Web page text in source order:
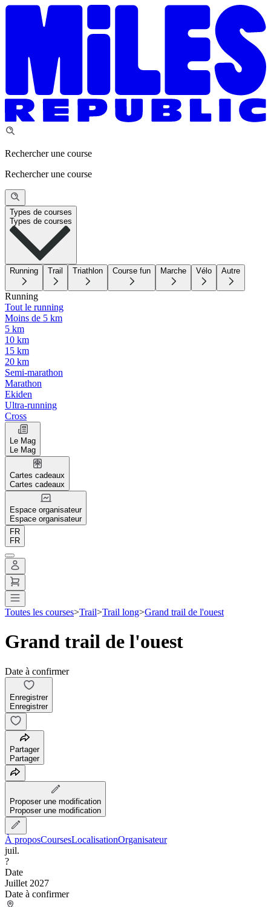
Rechercher une course
Rechercher une course
Types de courses
Types de courses
Running Trail Triathlon Course fun Marche Vélo Autre
Running
Tout le running
Moins de 5 km
5 km
10 km
15 km
20 km
Semi-marathon
Marathon
Ekiden
Ultra-running
Cross
Le Mag
Le Mag
Cartes cadeaux
Cartes cadeaux
Espace organisateur
Espace organisateur
FR
FR
Toutes les courses>Trail>Trail long>Grand trail de l'ouest
Grand trail de l'ouest
Date à confirmer
Enregistrer
Enregistrer
Partager
Partager
Proposer une modification
Proposer une modification
À proposCoursesLocalisationOrganisateur
juil.
?
Date
Juillet 2027
Date à confirmer